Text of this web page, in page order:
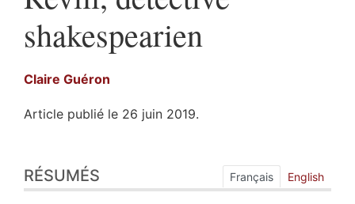
shakespearien
Claire Guéron
Article publié le 26 juin 2019.
Index
Plan
RÉSUMÉS Français English